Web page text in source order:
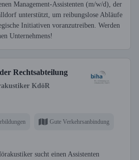
Management-Assistenten (m/w/d), der
unterstützt, um reibungslose Abläufe
Initiativen voranzutreiben. Werden
Unternehmens!
Rechtsabteilung
KdöR
Gute Verkehrsanbindung
sucht einen Assistenten